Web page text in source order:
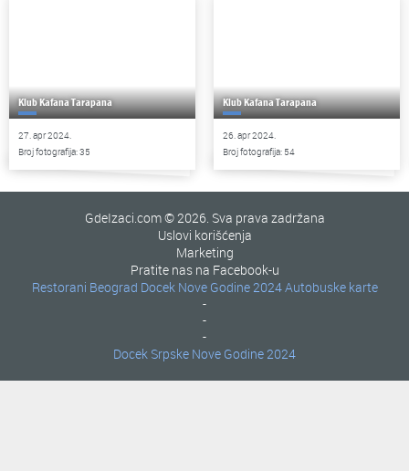
Klub Kafana Tarapana
27. apr 2024.
Broj fotografija: 35
Klub Kafana Tarapana
26. apr 2024.
Broj fotografija: 54
GdeIzaci.com © 2026. Sva prava zadržana
Uslovi korišćenja
Marketing
Pratite nas na Facebook-u
Restorani Beograd
-
Docek Nove Godine 2024
-
Autobuske karte
-
Docek Srpske Nove Godine 2024